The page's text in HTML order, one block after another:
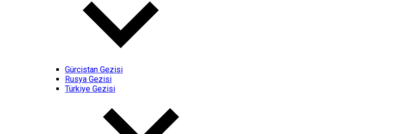
Gürcistan Gezisi
Rusya Gezisi
Türkiye Gezisi